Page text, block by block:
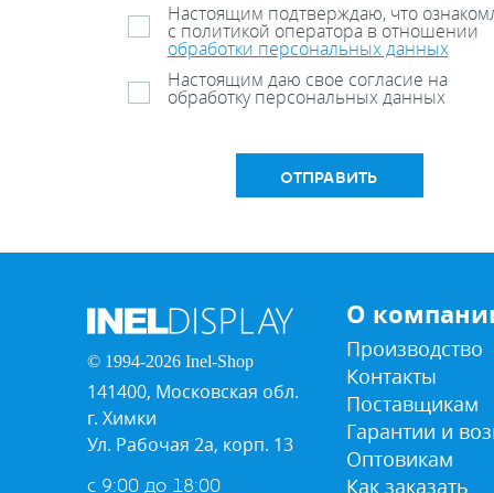
Настоящим подтверждаю, что
с политикой оператора в отношении
обработки персональных данных
Настоящим даю свое согласие на
обработку персональных данных
ОТПРАВИТЬ
© 1994-2026 Inel-Shop
141400, Московская обл.
г. Химки
Ул. Рабочая 2а, корп. 13
с 9:00 до 18:00
О
Производство
Контакты
Поставщикам
Гарантии и
Оптовикам
Как заказать